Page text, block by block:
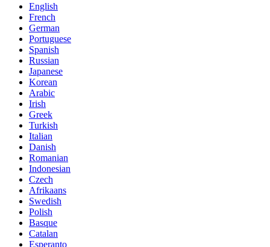
English
French
German
Portuguese
Spanish
Russian
Japanese
Korean
Arabic
Irish
Greek
Turkish
Italian
Danish
Romanian
Indonesian
Czech
Afrikaans
Swedish
Polish
Basque
Catalan
Esperanto